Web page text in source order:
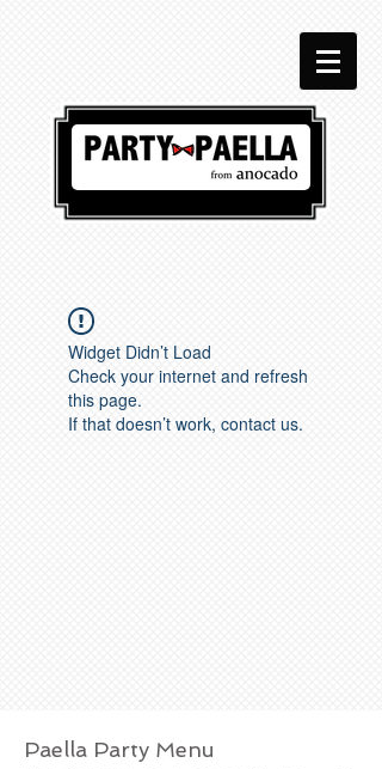
Widget Didn’t Load
Check your internet and refresh
this page.
If that doesn’t work, contact us.
Paella Party Menu